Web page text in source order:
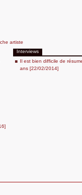
artiste
Interviews
Il est bien difficile de
ans [22/02/2014]